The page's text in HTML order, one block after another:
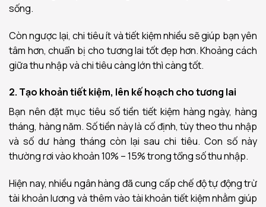
sống.
Còn ngược lại, chi tiêu ít và tiết kiệm nhiều sẽ giúp bạn yên
tâm hơn, chuẩn bị cho tương lai tốt đẹp hơn. Khoảng cách
giữa thu nhập và chi tiêu càng lớn thì càng tốt.
2. Tạo khoản tiết kiệm, lên kế hoạch cho tương lai
Bạn nên đặt mục tiêu số tiền tiết kiệm hàng ngày, hàng
tháng, hàng năm. Số tiền này là cố định, tùy theo thu nhập
và số dư hàng tháng còn lại sau chi tiêu. Con số này
thường rơi vào khoản 10% – 15% trong tổng số thu nhập.
Hiện nay, nhiều ngân hàng đã cung cấp chế độ tự động trừ
tài khoản lương và thêm vào tài khoản tiết kiệm nhằm giúp